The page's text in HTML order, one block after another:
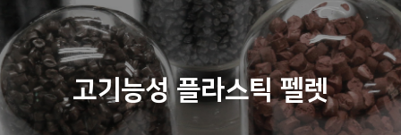
고기능성 플라스틱 펠렛